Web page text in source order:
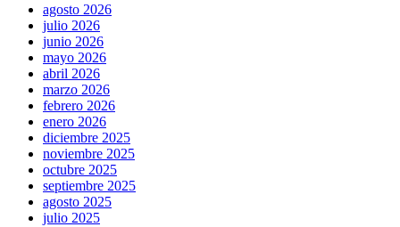
agosto 2026
julio 2026
junio 2026
mayo 2026
abril 2026
marzo 2026
febrero 2026
enero 2026
diciembre 2025
noviembre 2025
octubre 2025
septiembre 2025
agosto 2025
julio 2025